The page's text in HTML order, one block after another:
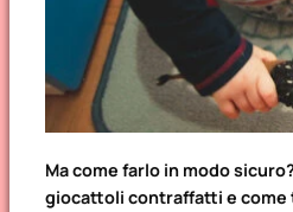
Ma come farlo in modo
giocattoli contraffatti e come